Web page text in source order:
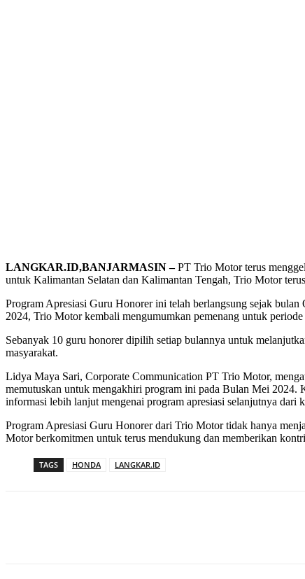
LANGKAR.ID,BANJARMASIN –PT Trio Motor terus
untuk Kalimantan Selatan dan Kalimantan Tengah, Trio Motor
Program Apresiasi Guru Honorer ini telah berlangsung sejak
2024, Trio Motor kembali mengumumkan pemenang untuk
Sebanyak 10 guru honorer dipilih setiap bulannya untuk
masyarakat.
Lidya Maya Sari, Corporate Communication PT Trio Motor,
memutuskan untuk mengakhiri program ini pada Bulan Mei 2024.
informasi lebih lanjut mengenai program apresiasi selanjutnya dari
Program Apresiasi Guru Honorer dari Trio Motor tidak hanya
Motor berkomitmen untuk terus mendukung dan memberikan
TAGS HONDA LANGKAR.ID